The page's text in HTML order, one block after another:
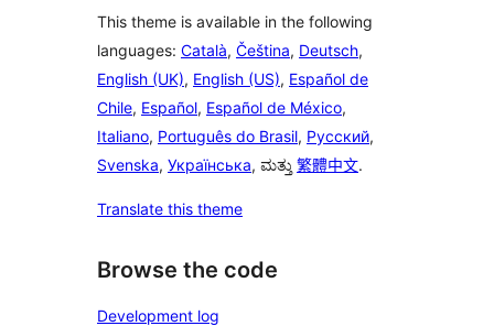
This theme is available in the following
languages: Català, Čeština, Deutsch,
English (UK), English (US), Español de
Chile, Español, Español de México,
Italiano, Português do Brasil, Русский,
Svenska, Українська, ಮತ್ತು 繁體中文.
Translate this theme
Browse the code
Development log